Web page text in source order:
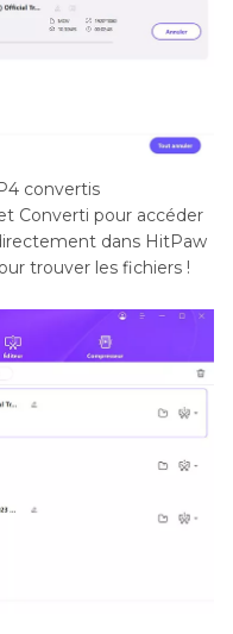
convertis
Converti pour accéder
dans HitPaw
trouver les fichiers !